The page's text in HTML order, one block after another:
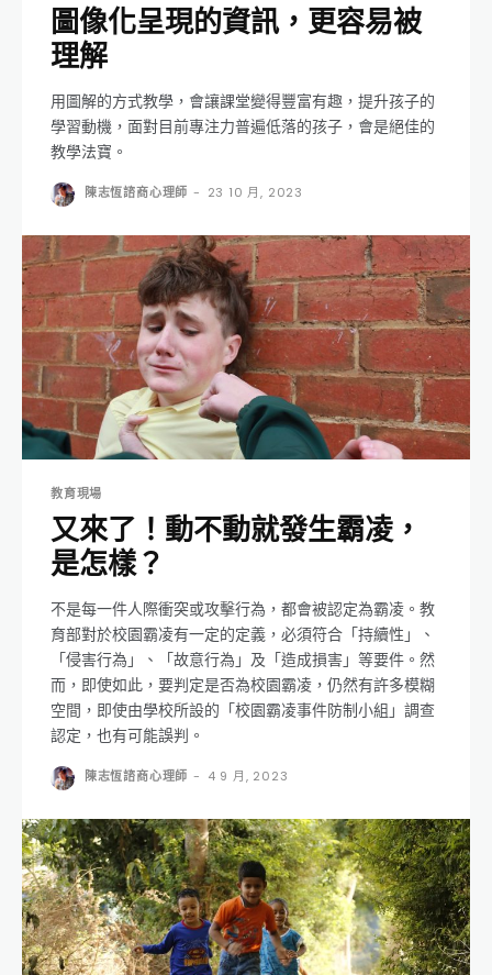
圖像化呈現的資訊，更容易被
理解
用圖解的方式教學，會讓課堂變得豐富有趣，提升孩子的
學習動機，面對目前專注力普遍低落的孩子，會是絕佳的
教學法寶。
陳志恆諮商心理師 - 23 10 月, 2023
教育現場
又來了！動不動就發生霸凌，
是怎樣？
不是每一件人際衝突或攻擊行為，都會被認定為霸凌。教
育部對於校園霸凌有一定的定義，必須符合「持續性」、
「侵害行為」、「故意行為」及「造成損害」等要件。然
而，即使如此，要判定是否為校園霸凌，仍然有許多模糊
空間，即使由學校所設的「校園霸凌事件防制小組」調查
認定，也有可能誤判。
陳志恆諮商心理師 - 4 9 月, 2023